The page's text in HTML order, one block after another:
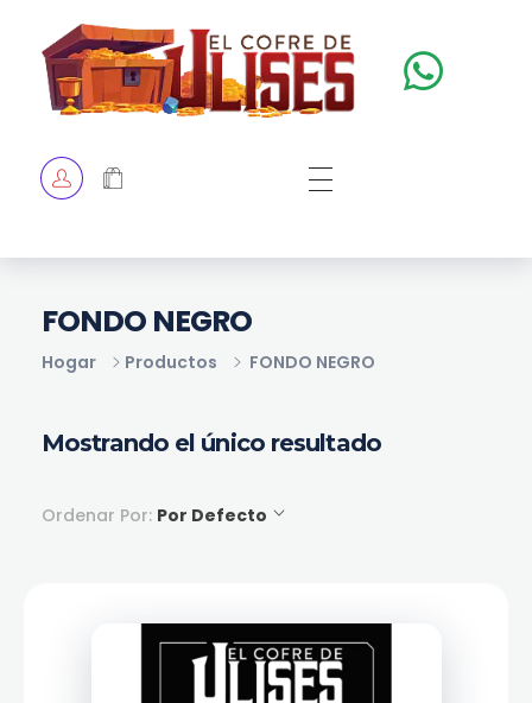
TIENDA
Hogar Productos FONDO NEGRO
FONDO NEGRO
Mostrando el único resultado
Ordenar Por: Por Defecto